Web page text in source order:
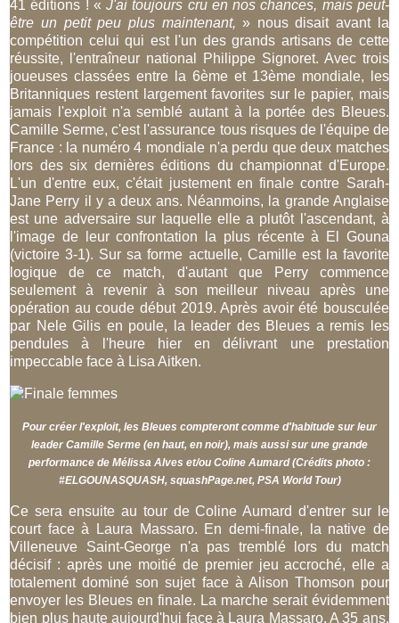
41 éditions ! « J'ai toujours cru en nos chances, mais peut-
être un petit peu plus maintenant, » nous disait avant la
compétition celui qui est l'un des grands artisans de cette
réussite, l'entraîneur national Philippe Signoret. Avec trois
joueuses classées entre la 6ème et 13ème mondiale, les
Britanniques restent largement favorites sur le papier, mais
jamais l'exploit n'a semblé autant à la portée des Bleues.
Camille Serme, c'est l'assurance tous risques de l'équipe de
France : la numéro 4 mondiale n'a perdu que deux matches
lors des six dernières éditions du championnat d'Europe.
L'un d'entre eux, c'était justement en finale contre Sarah-
Jane Perry il y a deux ans. Néanmoins, la grande Anglaise
est une adversaire sur laquelle elle a plutôt l'ascendant, à
l'image de leur confrontation la plus récente à El Gouna
(victoire 3-1). Sur sa forme actuelle, Camille est la favorite
logique de ce match, d'autant que Perry commence
seulement à revenir à son meilleur niveau après une
opération au coude début 2019. Après avoir été bousculée
par Nele Gilis en poule, la leader des Bleues a remis les
pendules à l'heure hier en délivrant une prestation
impeccable face à Lisa Aitken.
Pour créer l'exploit, les Bleues compteront comme d'habitude sur leur
leader Camille Serme (en haut, en noir), mais aussi sur une grande
performance de Mélissa Alves et/ou Coline Aumard (Crédits photo :
#ELGOUNASQUASH, squashPage.net, PSA World Tour)
Ce sera ensuite au tour de Coline Aumard d'entrer sur le
court face à Laura Massaro. En demi-finale, la native de
Villeneuve Saint-George n'a pas tremblé lors du match
décisif : après une moitié de premier jeu accroché, elle a
totalement dominé son sujet face à Alison Thomson pour
envoyer les Bleues en finale. La marche serait évidemment
bien plus haute aujourd'hui face à Laura Massaro. A 35 ans,